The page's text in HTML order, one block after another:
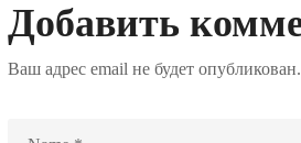
Добавить
Ваш адрес email не будет опубликован.